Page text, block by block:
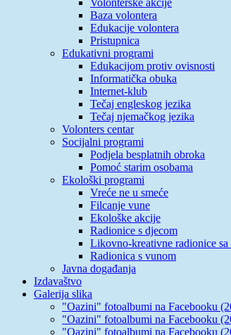
Baza volontera
Edukacije volontera
Pristupnica
Edukativni programi
Edukacijom protiv ovisnosti
Informatička obuka
Internet-klub
Tečaj engleskog jezika
Tečaj njemačkog jezika
Volonters centar
Socijalni programi
Podjela besplatnih obroka
Pomoć starim osobama
Ekološki programi
Vreće ne u smeće
Filcanje vune
Ekološke akcije
Radionice s djecom
Likovno-kreativne radionice sa
Radionica s vunom
Javna događanja
Izdavaštvo
Galerija slika
"Oazini" fotoalbumi na Facebooku
"Oazini" fotoalbumi na Facebooku
"Oazini" fotoalbumi na Facebooku